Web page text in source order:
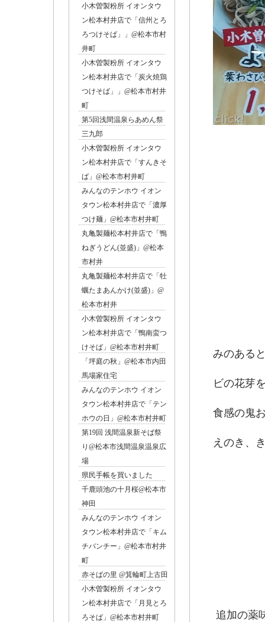
小木曽製粉所 イオンタウ
ン松本村井店で「信州とろ
ろつけそば」」@松本市村
井町
小木曽製粉所 イオンタウ
ン松本村井店で「炭火焼鶏
つけそば」」@松本市村井
町
第5回浅間温泉らあめん祭
三九郎
小木曽製粉所 イオンタウ
ン松本村井店で「すんきそ
ば」@松本市村井町
みんなのテンホウ イオン
タウン松本村井店で「濃厚
つけ麺」@松本市村井町
丸亀製麺松本村井店で「鴨
ねぎうどん(並盛)」@松本
市村井
丸亀製麺松本村井店で「牡
蠣たまあんかけ(並盛)」@
松本市村井
小木曽製粉所 イオンタウ
ン松本村井店で「鴨南蛮つ
けそば」@松本市村井町
「坪庭の秋」@松本市内田
馬場家住宅
みんなのテンホウ イオン
タウン松本村井店で「テン
ホウの日」@松本市村井町
第19回 浅間温泉新そば祭
り@松本市浅間温泉温泉広
場
県民手帳を買いました
千鹿頭池の十月桜@松本市
神田
みんなのテンホウ イオン
タウン松本村井店で「キム
チバンチー」@松本市村井
町
赤そばの里 @箕輪町上古田
小木曽製粉所 イオンタウ
ン松本村井店で「月見とろ
ろそば」@松本市村井町
みのある
ビの花芽
食感の鬼
えのき、
追加の薬